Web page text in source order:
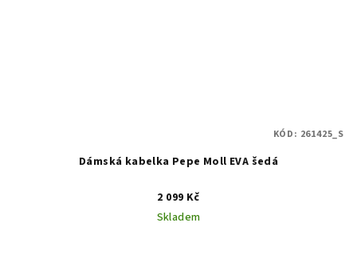
Dámská kabelka Pepe Moll EVA šedá
2 099 Kč
Skladem
KÓD: 261425_S